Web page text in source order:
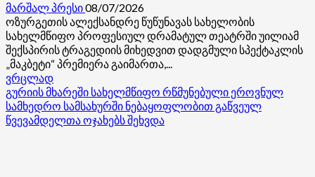
მარშალ პრესი08/07/2026
ოზურგეთის ალექსანდრე წუწუნავას სახელობის
სახელმწიფო პროფესიულ დრამატულ თეატრში უილიამ
შექსპირის ტრაგედიის მიხედვით დადგმული სპექტაკლის
„მაკბეტი“ პრემიერა გაიმართა,...
ვრცლადRead
more
about
გურიის
მხარეში
გურიის მხარეში სახელმწიფო რწმუნებული ეროვნულ
სამხედრო სამსახურში ნებაყოფლობით გაწვეულ
წვევამდელთა ოჯახებს შეხვდა